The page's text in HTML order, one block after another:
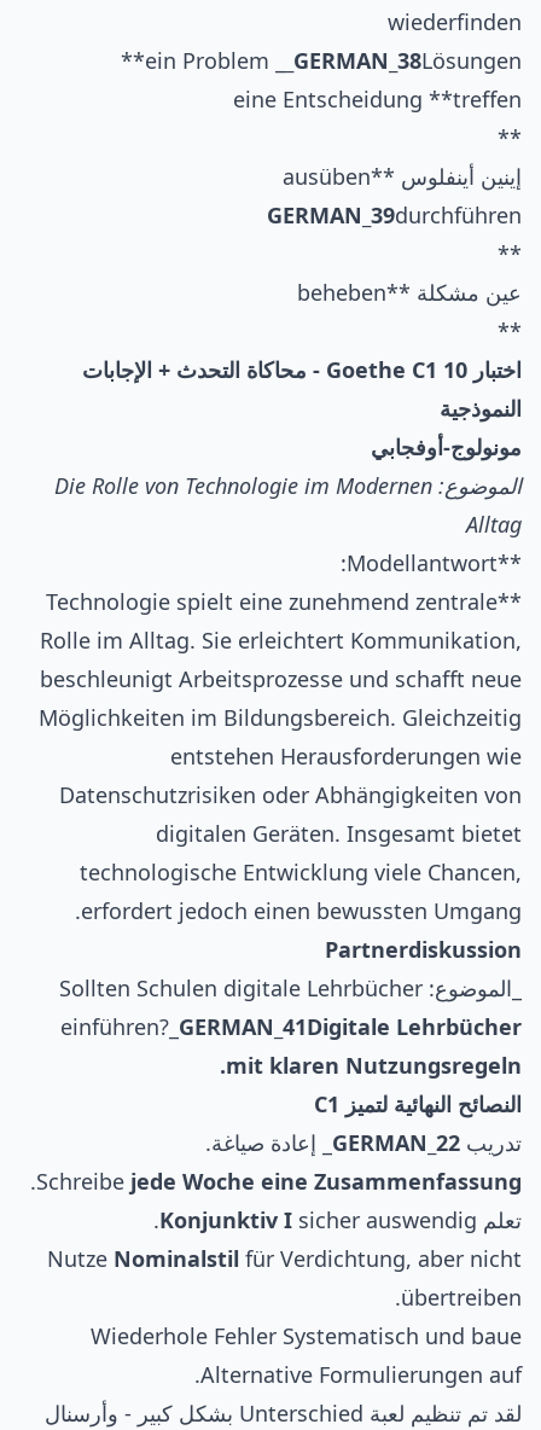
wiederfinden
ein Problem _
GERMAN_38Lösungen**
eine Entscheidung **treffen
**
إينين أينفلوس **ausüben
GERMAN_39durchführen
**
عين مشكلة **beheben
**
اختبار Goethe C1 10 - محاكاة التحدث + الإجابات
النموذجية
مونولوج-أوفجابي
الموضوع: Die Rolle von Technologie im Modernen
Alltag
**Modellantwort:
**Technologie spielt eine zunehmend zentrale
Rolle im Alltag. Sie erleichtert Kommunikation,
beschleunigt Arbeitsprozesse und schafft neue
Möglichkeiten im Bildungsbereich. Gleichzeitig
entstehen Herausforderungen wie
Datenschutzrisiken oder Abhängigkeiten von
digitalen Geräten. Insgesamt bietet
technologische Entwicklung viele Chancen,
erfordert jedoch einen bewussten Umgang.
Partnerdiskussion
_الموضوع: Sollten Schulen digitale Lehrbücher
einführen?_ GERMAN_41Digitale Lehrbücher
mit klaren Nutzungsregeln.
النصائح النهائية لتميز C1
تدريب GERMAN_22 _ إعادة صياغة.
Schreibe jede Woche eine Zusammenfassung
.
تعلم
Konjunktiv I sicher auswendig.
Nutze Nominalstil für Verdichtung, aber nicht
übertreiben.
Wiederhole Fehler Systematisch und baue
Alternative Formulierungen auf.
لقد تم تنظيم لعبة Unterschied بشكل كبير - وأرسنال